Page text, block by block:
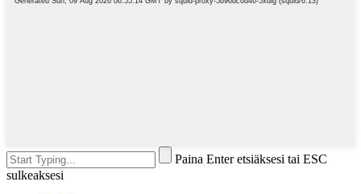
Paina Enter etsiäksesi tai ESC
sulkeaksesi